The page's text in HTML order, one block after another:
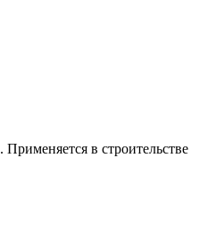
. Применяется в строительстве